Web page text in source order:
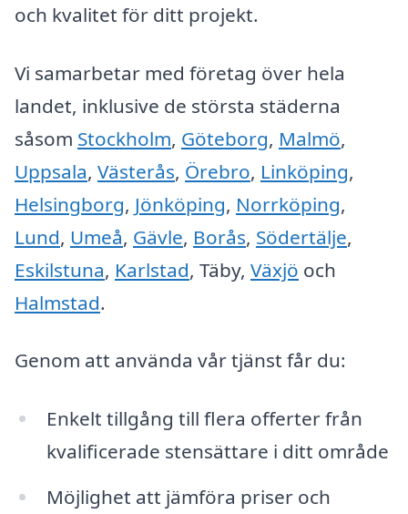
och kvalitet för ditt projekt.
Vi samarbetar med företag över hela
landet, inklusive de största städerna
såsom Stockholm, Göteborg, Malmö,
Uppsala, Västerås, Örebro, Linköping,
Helsingborg, Jönköping, Norrköping,
Lund, Umeå, Gävle, Borås, Södertälje,
Eskilstuna, Karlstad, Täby, Växjö och
Halmstad.
Genom att använda vår tjänst får du:
Enkelt tillgång till flera offerter från
kvalificerade stensättare i ditt område
Möjlighet att jämföra priser och